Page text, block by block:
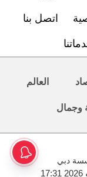
اتصل بنا
العالم
وجمال